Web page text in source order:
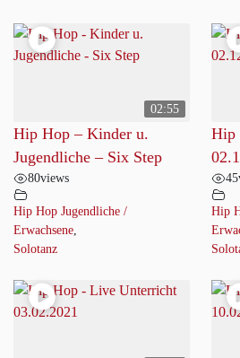
02:55
Hip Hop – Kinder u.
Jugendliche – Six Step
80views
Hip Hop Jugendliche /
Erwachsene,
Solotanz
Hip
45
Hip